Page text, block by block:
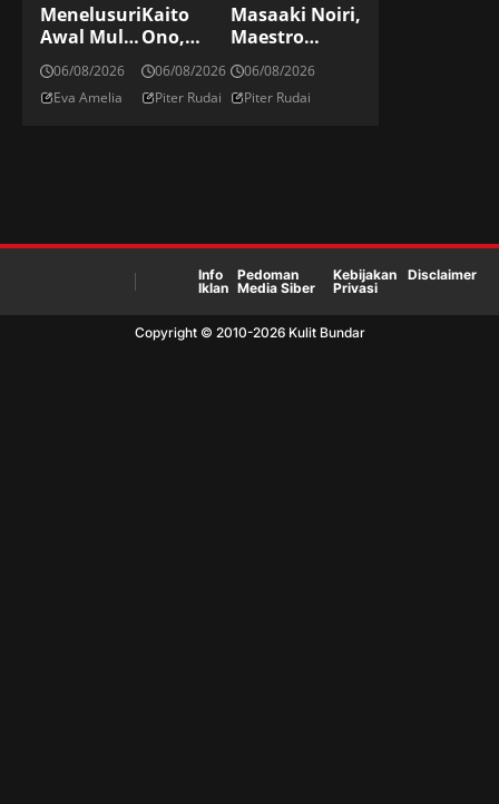
Menelusuri
Awal Mula
Tradisi
Menyiram
Sampanye
06/08/2026
Eva Amelia
Kaito
Ono,
Striker
Elite
Jepang Di
06/08/2026
Piter Rudai
Masaaki Noiri,
Maestro
Kickboxing
Jepang Di ONE
Championship
06/08/2026
Piter Rudai
Info
Iklan
Pedoman
Media Siber
Kebijakan
Privasi
Disclaimer
Copyright © 2010-2026Kulit Bundar